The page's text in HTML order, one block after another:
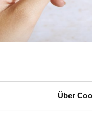
Über